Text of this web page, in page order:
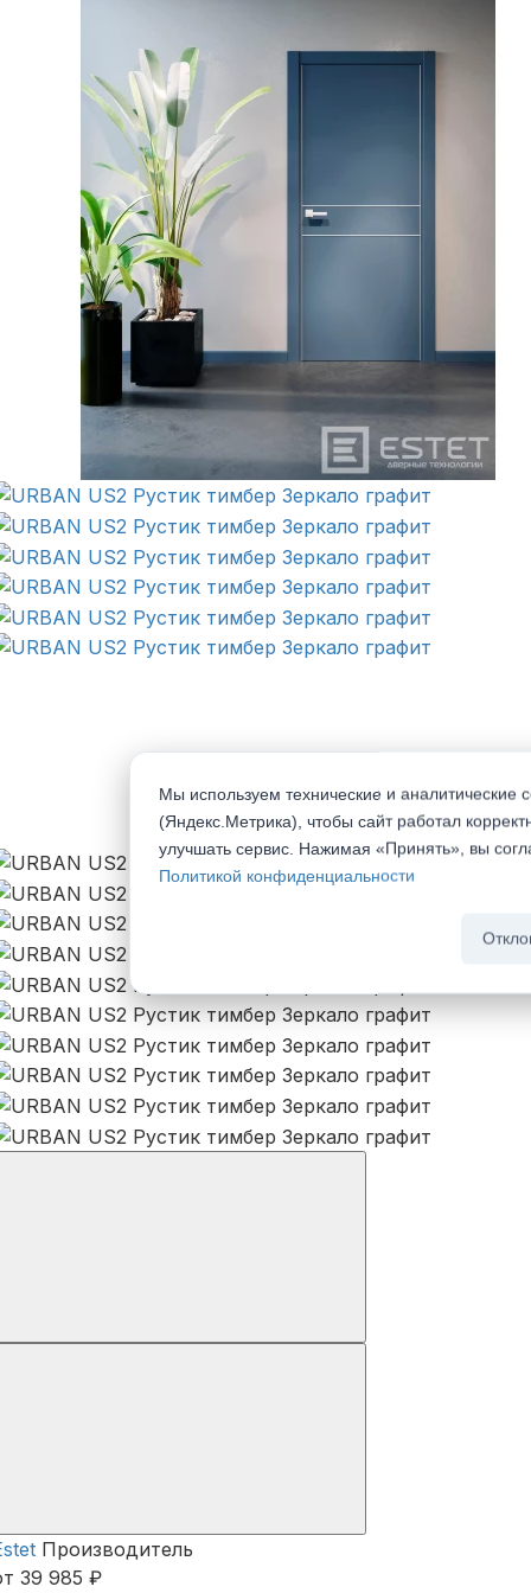
Смотреть видео
Производитель
39 985 ₽
Мы используем технические и аналитические
(Яндекс.Метрика), чтобы сайт работал
улучшать сервис. Нажимая «Принять», вы
Политикой конфиденциальности